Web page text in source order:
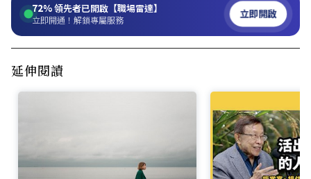
72%領先者已開啟【職場雷達】
立即開通！解鎖專屬服務 立即開啟
延伸閱讀